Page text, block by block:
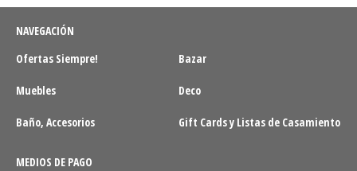
NAVEGACIÓN
Ofertas Siempre!
Bazar
Muebles Deco
Baño, Accesorios Gift Cards y Listas de Casamiento
MEDIOS DE PAGO